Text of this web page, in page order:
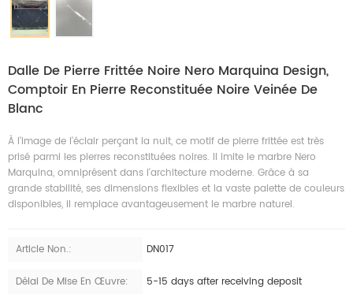
Dalle De Pierre Frittée Noire Nero Marquina Design,
Comptoir En Pierre Reconstituée Noire Veinée De
Blanc
À l'image de l'éclair perçant la nuit, ce motif de pierre frittée est très
prisé parmi les pierres reconstituées noires. Il imite le marbre Nero
Marquina, omniprésent dans l'architecture moderne. Grâce à sa
grande stabilité, ses dimensions flexibles et la vaste palette de couleurs
disponibles, il remplace avantageusement le marbre naturel.
Article Non.: DN017
Délai De Mise En Œuvre: 5-15 days after receiving deposit